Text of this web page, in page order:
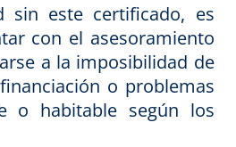
sin este certificado, es
con el asesoramiento
a la imposibilidad de
o problemas
o habitable según los